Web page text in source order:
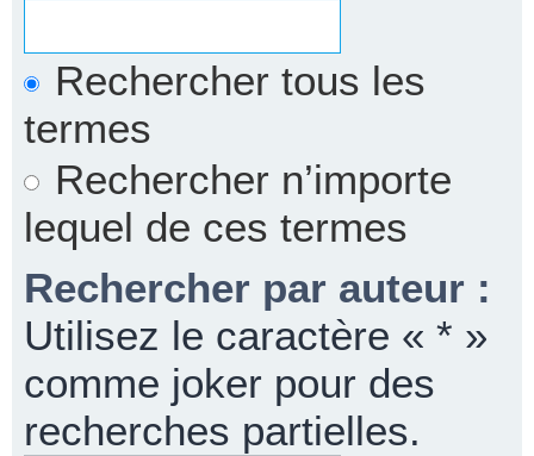
Rechercher tous les
termes
Rechercher n’importe
lequel de ces termes
Rechercher par auteur :
Utilisez le caractère « * »
comme joker pour des
recherches partielles.